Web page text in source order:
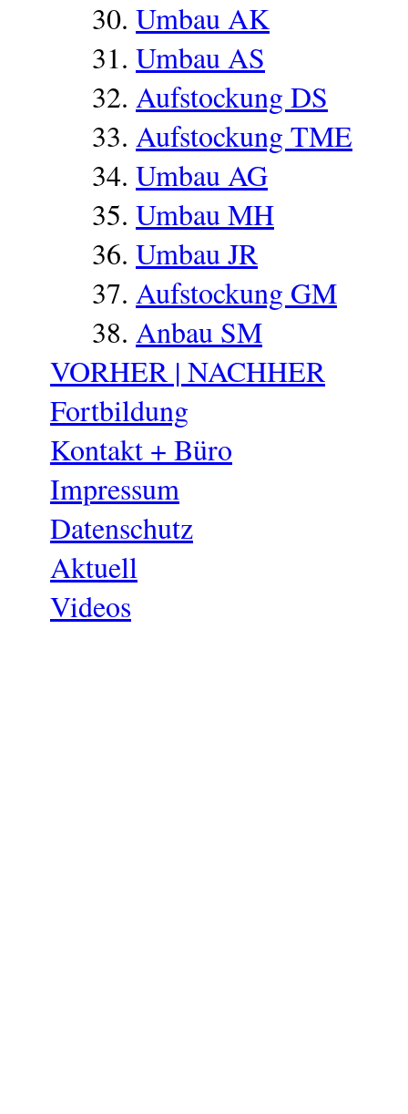
Umbau AK
Umbau AS
Aufstockung DS
Aufstockung TME
Umbau AG
Umbau MH
Umbau JR
Aufstockung GM
Anbau SM
VORHER | NACHHER
Fortbildung
Kontakt + Büro
Impressum
Datenschutz
Aktuell
Videos